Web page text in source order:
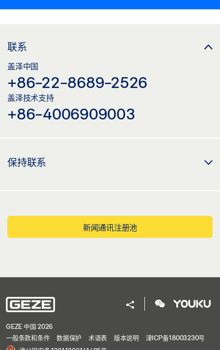
联系
盖泽中国
+86-22-8689-2526
盖泽技术支持
+86-4006909003
保持联系
新闻通讯注册池
GEZE 中国 2026
一般条款和条件
数据保护 术语表 版本说明
津ICP备18003230号